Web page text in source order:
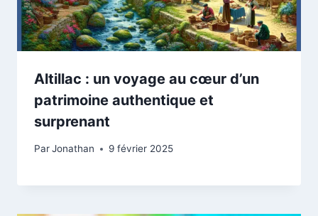
Altillac : un voyage au cœur d’un
patrimoine authentique et
surprenant
ParJonathan 9 février 2025